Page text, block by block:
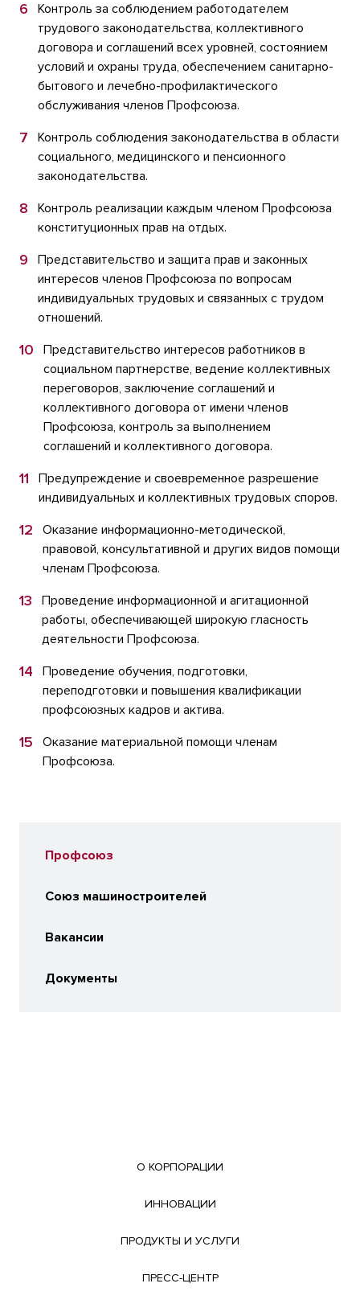
Контроль за соблюдением работодателем
трудового законодательства, коллективного
договора и соглашений всех уровней, состоянием
условий и охраны труда, обеспечением санитарно-
бытового и лечебно-профилактического
обслуживания членов Профсоюза.
Контроль соблюдения законодательства в области
социального, медицинского и пенсионного
законодательства.
Контроль реализации каждым членом Профсоюза
конституционных прав на отдых.
Представительство и защита прав и законных
интересов членов Профсоюза по вопросам
индивидуальных трудовых и связанных с трудом
отношений.
Представительство интересов работников в
социальном партнерстве, ведение коллективных
переговоров, заключение соглашений и
коллективного договора от имени членов
Профсоюза, контроль за выполнением
соглашений и коллективного договора.
Предупреждение и своевременное разрешение
индивидуальных и коллективных трудовых споров.
Оказание информационно-методической,
правовой, консультативной и других видов помощи
членам Профсоюза.
Проведение информационной и агитационной
работы, обеспечивающей широкую гласность
деятельности Профсоюза.
Проведение обучения, подготовки,
переподготовки и повышения квалификации
профсоюзных кадров и актива.
Оказание материальной помощи членам
Профсоюза.
Профсоюз
Союз машиностроителей
Вакансии
Документы
О КОРПОРАЦИИ
ИННОВАЦИИ
ПРОДУКТЫ И УСЛУГИ
ПРЕСС-ЦЕНТР